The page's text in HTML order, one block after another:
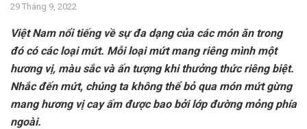
29 Tháng 9, 2022
Việt Nam nổi tiếng về sự đa dạng của các món ăn trong
đó có các loại mứt. Mỗi loại mứt mang riêng mình một
hương vị, màu sắc và ấn tượng khi thưởng thức riêng biệt.
Nhắc đến mứt, chúng ta không thể bỏ qua món mứt gừng
mang hương vị cay ấm được bao bởi lớp đường mỏng phía
ngoài.